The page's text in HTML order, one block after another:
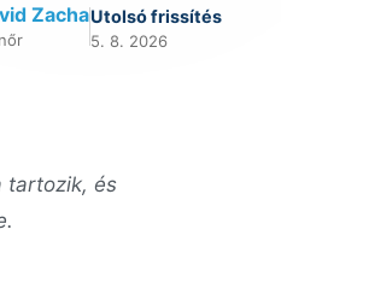
ZachaUtolsó frissítés
5. 8. 2026
tartozik, és